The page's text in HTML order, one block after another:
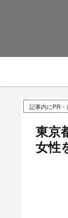
記事内にPR
東京
女性